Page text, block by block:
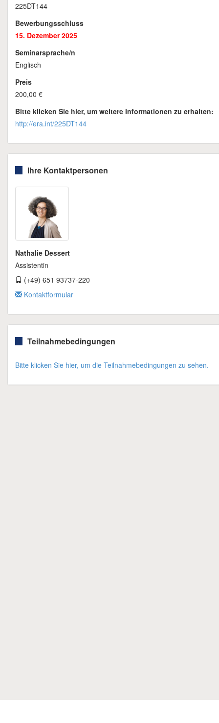
225DT144
Bewerbungsschluss
15. Dezember 2025
Seminarsprache/n
Englisch
Preis
200,00 €
Bitte klicken Sie hier, um weitere Informationen zu erhalten:
http://era.int/225DT144
Ihre Kontaktpersonen
Nathalie Dessert
Assistentin
(+49) 651 93737-220
Kontaktformular
Teilnahmebedingungen
Bitte klicken Sie hier, um die Teilnahmebedingungen zu sehen.